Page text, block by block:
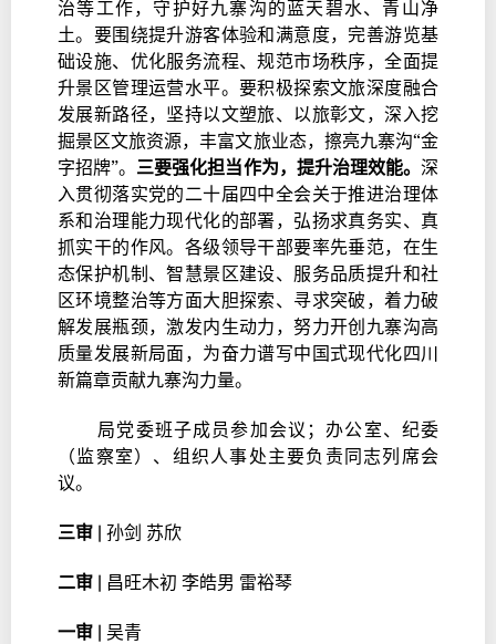
治等工作，守护好九寨沟的蓝天碧水、青山净
土。要围绕提升游客体验和满意度，完善游览基
础设施、优化服务流程、规范市场秩序，全面提
升景区管理运营水平。要积极探索文旅深度融合
发展新路径，坚持以文塑旅、以旅彰文，深入挖
掘景区文旅资源，丰富文旅业态，擦亮九寨沟“金
字招牌”。 三要强化担当作为，提升治理效能。深
入贯彻落实党的二十届四中全会关于推进治理体
系和治理能力现代化的部署，弘扬求真务实、真
抓实干的作风。各级领导干部要率先垂范，在生
态保护机制、智慧景区建设、服务品质提升和社
区环境整治等方面大胆探索、寻求突破，着力破
解发展瓶颈，激发内生动力，努力开创九寨沟高
质量发展新局面，为奋力谱写中国式现代化四川
新篇章贡献九寨沟力量。
局党委班子成员参加会议；办公室、纪委
（监察室）、组织人事处主要负责同志列席会
议。
三审 | 孙剑 苏欣
二审 | 昌旺木初 李皓男 雷裕琴
一审 | 吴青